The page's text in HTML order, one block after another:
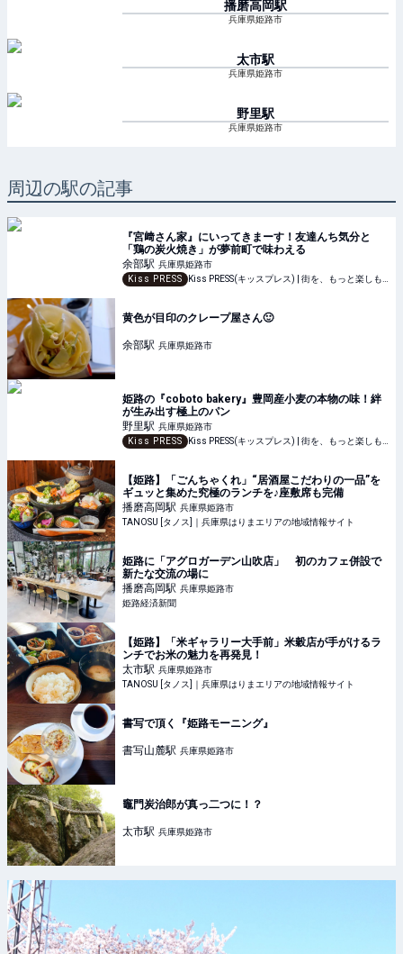
播磨高岡駅
兵庫県姫路市
太市駅
兵庫県姫路市
野里駅
兵庫県姫路市
周辺の駅の記事
『宮﨑さん家』にいってきまーす！友達んち気分と
「鶏の炭火焼き」が夢前町で味わえる
余部駅 兵庫県姫路市
Kiss PRESS
黄色が目印のクレープ屋さん🙂
余部駅 兵庫県姫路市
姫路の『coboto bakery』豊岡産小麦の本物の味！絆
が生み出す極上のパン
野里駅 兵庫県姫路市
Kiss PRESS
【姫路】「ごんちゃくれ」“居酒屋こだわりの一品”を
ギュッと集めた究極のランチを♪座敷席も完備
播磨高岡駅 兵庫県姫路市
TANOSU [タノス]｜兵庫県はりまエリアの地域情報サイト
姫路に「アグロガーデン山吹店」 初のカフェ併設で
新たな交流の場に
播磨高岡駅 兵庫県姫路市
姫路経済新聞
【姫路】「米ギャラリー大手前」米穀店が手がけるラ
ンチでお米の魅力を再発見！
太市駅 兵庫県姫路市
TANOSU [タノス]｜兵庫県はりまエリアの地域情報サイト
書写で頂く『姫路モーニング』
書写山麓駅 兵庫県姫路市
竈門炭治郎が真っ二つに！？
太市駅 兵庫県姫路市